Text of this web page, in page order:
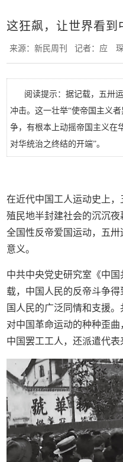
这狂飙，让世界看到
来源：新民周刊记者：应
阅读提示：据记载，五卅
冲击。这一壮举“使帝国主义
争，有根本上动摇帝国主义在
对华统治之终结的开端”。
在近代中国工人运动史上
殖民地半封建社会的沉沉
全国性反帝爱国运动，五
意义。
中共中央党史研究室《中
载，中国人民的反帝斗争
国人民的广泛同情和支援
对中国革命运动的种种歪
中国罢工工人，还派遣代表